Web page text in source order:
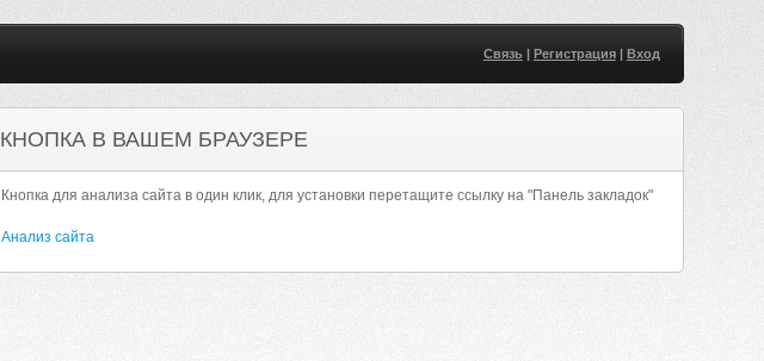
Связь| Регистрация| Вход
КНОПКА В ВАШЕМ БРАУЗЕРЕ
Кнопка для анализа сайта в один клик, для установки перетащите ссылку на "Панель закладок"
Анализ сайта